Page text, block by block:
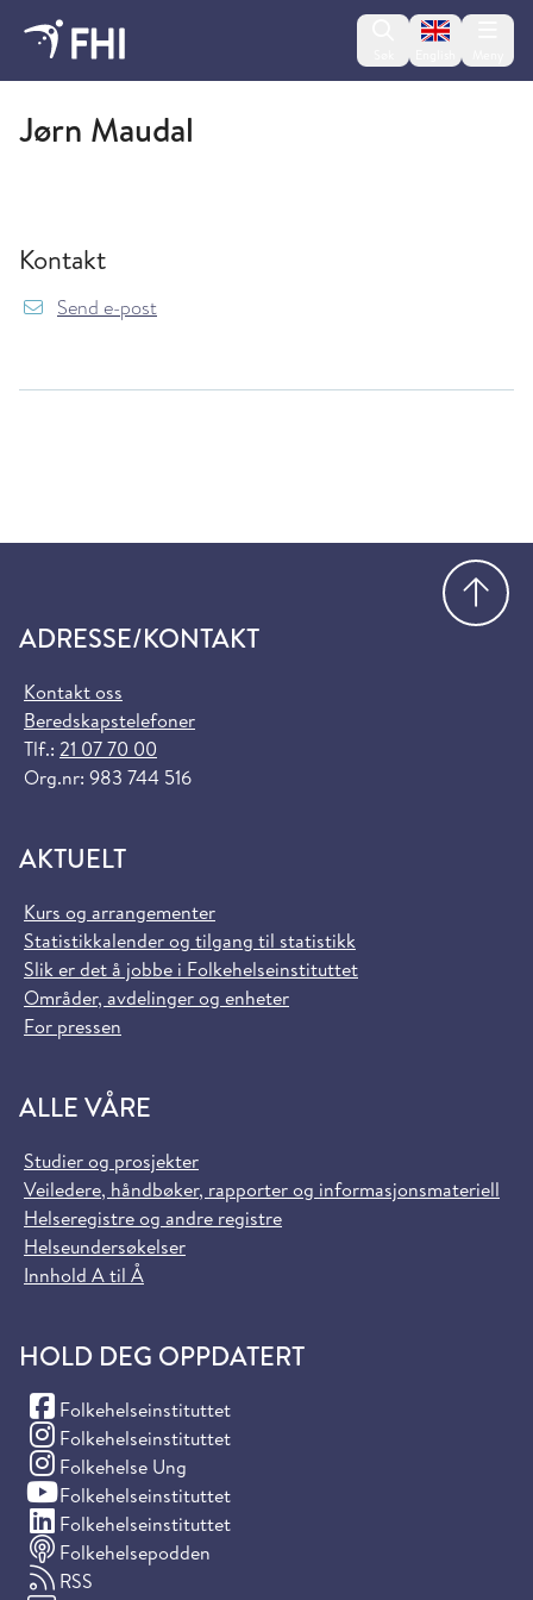
Change
Folkehelseinstituttet
Jørn Maudal
Kontakt
Send e-post{model.translations.sendEmailTo}
ADRESSE/KONTAKT
Kontakt oss
Beredskapstelefoner
Tlf.: 21 07 70 00
Org.nr: 983 744 516
AKTUELT
Kurs og arrangementer
Statistikkalender og tilgang til statistikk
Slik er det å jobbe i Folkehelseinstituttet
Områder, avdelinger og enheter
For pressen
ALLE VÅRE
Studier og prosjekter
Veiledere, håndbøker, rapporter og informasjonsmateriell
Helseregistre og andre registre
Helseundersøkelser
Innhold A til Å
HOLD DEG OPPDATERT
Folkehelseinstituttet
(Facebook)
Folkehelseinstituttet
(Instagram)
Folkehelse Ung
(Instagram)
Folkehelseinstituttet
(YouTube)
Folkehelseinstituttet
(LinkedIn)
Folkehelsepodden
RSS